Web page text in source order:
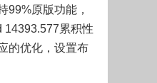
99%原版功能，
14393.577累积性
的优化，设置布